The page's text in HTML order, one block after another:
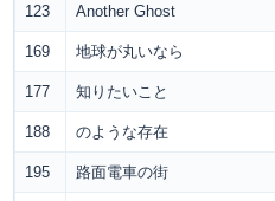
123 Another Ghost
169 地球が丸いなら
177 知りたいこと
188 のような存在
195 路面電車の街